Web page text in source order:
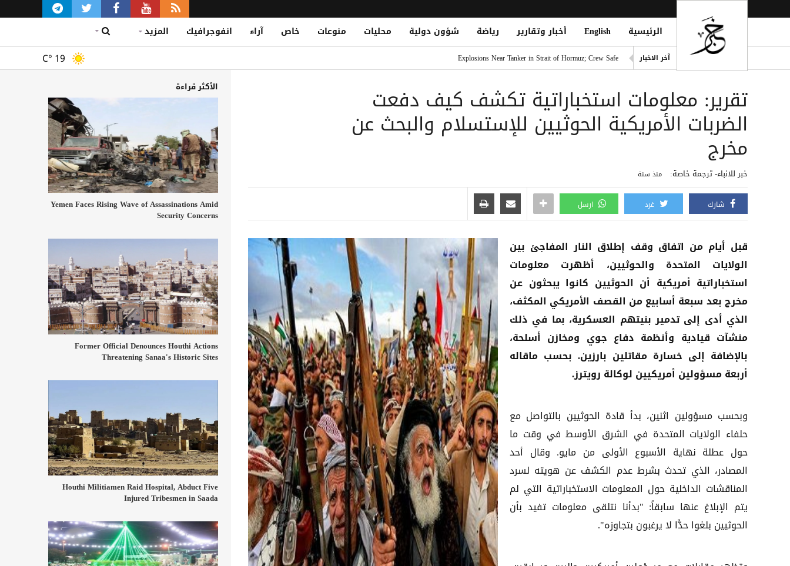
الرئيسية English أخبار وتقارير رياضة شؤون دولية محليات منوعات خاص آراء انفوجرافيك المزيد
آخر الاخبار
Explosions Near Tanker in Strait of Hormuz; Crew Safe
خطة حوثية تحت يافطة الدمج لإلغاء مصلحة الضرائب وتشريد أكثر من 7 آلاف موظف
الأطراف الإقليمية الأربعة تؤكد أهمية سلامة الممرات المائية في باب المندب
طرابزون سبور التركي يعلن ضم محمد صلاح.. ومباريات قوية تنتظره
C° 19
تقرير: معلومات استخباراتية تكشف كيف دفعت
الضربات الأمريكية الحوثيين للإستسلام والبحث عن
مخرج
خبر للانباء- ترجمة خاصة: منذ سنة
شارك غرد ارسل
قبل أيام من اتفاق وقف إطلاق النار المفاجئ بين
الولايات المتحدة والحوثيين، أظهرت معلومات
استخباراتية أمريكية أن الحوثيين كانوا يبحثون عن
مخرج بعد سبعة أسابيع من القصف الأمريكي المكثف،
الذي أدى إلى تدمير بنيتهم العسكرية، بما في ذلك
منشآت قيادية وأنظمة دفاع جوي ومخازن أسلحة،
بالإضافة إلى خسارة مقاتلين بارزين. بحسب ماقاله
أربعة مسؤولين أمريكيين لوكالة رويترز.
وبحسب مسؤولين اثنين، بدأ قادة الحوثيين بالتواصل مع
حلفاء الولايات المتحدة في الشرق الأوسط في وقت ما
حول عطلة نهاية الأسبوع الأولى من مايو. وقال أحد
المصادر، الذي تحدث بشرط عدم الكشف عن هويته لسرد
المناقشات الداخلية حول المعلومات الاستخباراتية التي لم
يتم الإبلاغ عنها سابقاً: "بدأنا نتلقى معلومات تفيد بأن
الحوثيين بلغوا حدًّا لا يرغبون بتجاوزه".
الأكثر قراءة
Yemen Faces Rising Wave of Assassinations Amid
Security Concerns
Former Official Denounces Houthi Actions
Threatening Sanaa's Historic Sites
Houthi Militiamen Raid Hospital, Abduct Five
Injured Tribesmen in Saada